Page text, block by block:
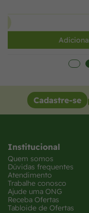
Cadastre-se
Institucional
Quem somos
Dúvidas frequentes
Atendimento
Trabalhe conosco
Ajude uma ONG
Receba Ofertas
Tabloide de Ofertas